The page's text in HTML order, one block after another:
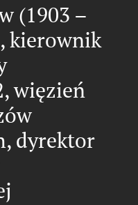
(1903 –
kierownik
więzień
dyrektor